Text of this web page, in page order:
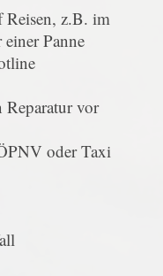
z.B. im
Panne
Reparatur vor
oder Taxi